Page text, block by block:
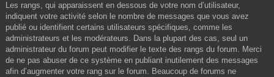
Les rangs, qui apparaissent en dessous de votre nom d’utilisateur,
indiquent votre activité selon le nombre de messages que vous avez
publié ou identifient certains utilisateurs spécifiques, comme les
administrateurs et les modérateurs. Dans la plupart des cas, seul un
administrateur du forum peut modifier le texte des rangs du forum. Merci
de ne pas abuser de ce système en publiant inutilement des messages
afin d’augmenter votre rang sur le forum. Beaucoup de forums ne